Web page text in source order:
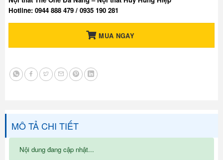
Hotline: 0944 888 479 / 0935 190 281
MUA NGAY
MÔ TẢ CHI TIẾT
Nội dung đang cập nhật...